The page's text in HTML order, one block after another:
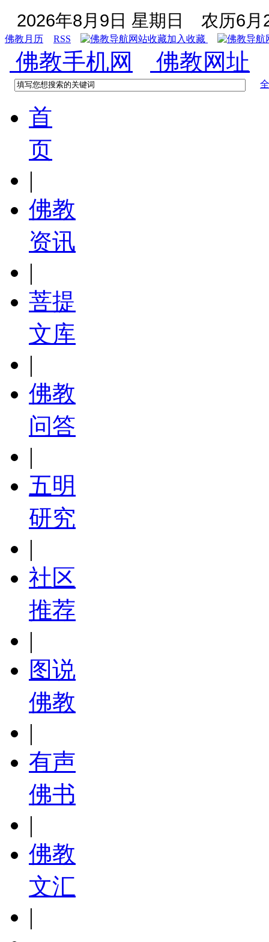
2026年8月9日 星期日 农历6月
佛教月历 RSS 加入收藏
佛教手机网 佛教网址
首
页
|
佛教
资讯
|
菩提
文库
|
佛教
问答
|
五明
研究
|
社区
推荐
|
图说
佛教
|
有声
佛书
|
佛教
文汇
|